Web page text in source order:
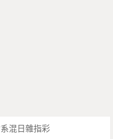
混日雜指彩